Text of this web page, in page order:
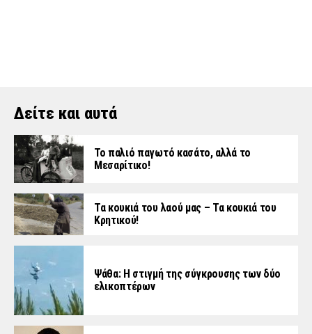
Δείτε και αυτά
Το παλιό παγωτό κασάτο, αλλά το
Μεσαρίτικο!
Τα κουκιά του λαού μας – Τα κουκιά του
Κρητικού!
Ψάθα: Η στιγμή της σύγκρουσης των δύο
ελικοπτέρων